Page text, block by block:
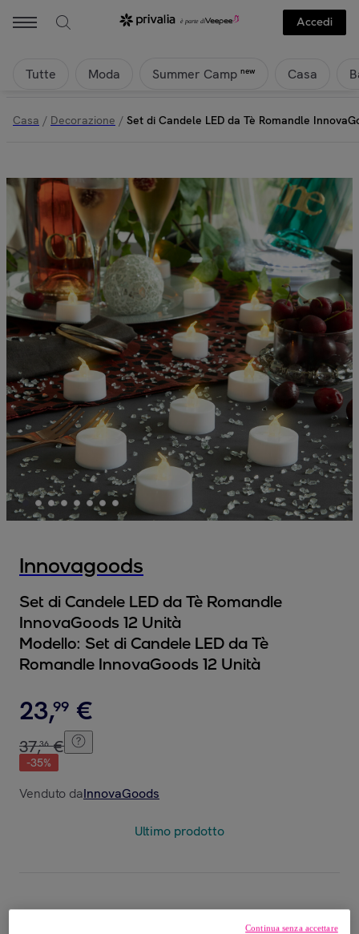
Accedi
Tutte Moda Summer Camp new Casa
Casa / Decorazione / Set di Candele LED da Tè Romandle
Innovagoods
Set di Candele LED da Tè Romandle
InnovaGoods 12 Unità
Modello: Set di Candele LED da Tè
Romandle InnovaGoods 12 Unità
23,99 €
37,36 €
-35%
Venduto daInnovaGoods
Ultimo prodotto
Consegna Continua senza accettare